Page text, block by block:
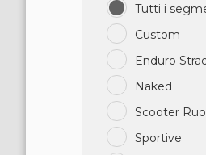
Tutti i
Custom
Enduro
Naked
Scooter
Sportive